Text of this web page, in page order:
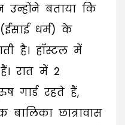
उन्होंने बताया कि
धर्म) के
है। हॉस्टल में
रात में 2
गार्ड रहते हैं,
छात्रावास